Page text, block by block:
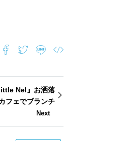
Nel』お洒落
フェでブランチ
Next